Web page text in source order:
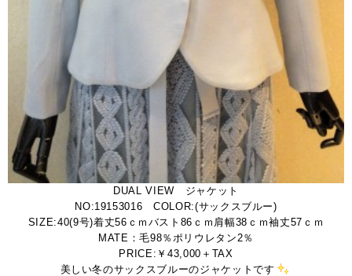
DUAL VIEW ジャケット
NO:19153016 COLOR:(サックスブルー)
SIZE:40(9号)着丈56ｃｍバスト86ｃｍ肩幅38ｃｍ袖丈57ｃｍ
MATE：毛98％ポリウレタン2％
PRICE:￥43,000＋TAX
美しい冬のサックスブルーのジャケットです